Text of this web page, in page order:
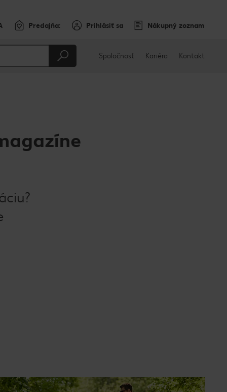
Predajňa: Prihlásiť sa Nákupný zoznam
Spoločnosť Kariéra Kontakt